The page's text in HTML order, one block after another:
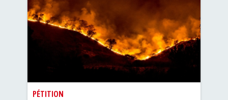
PÉTITION